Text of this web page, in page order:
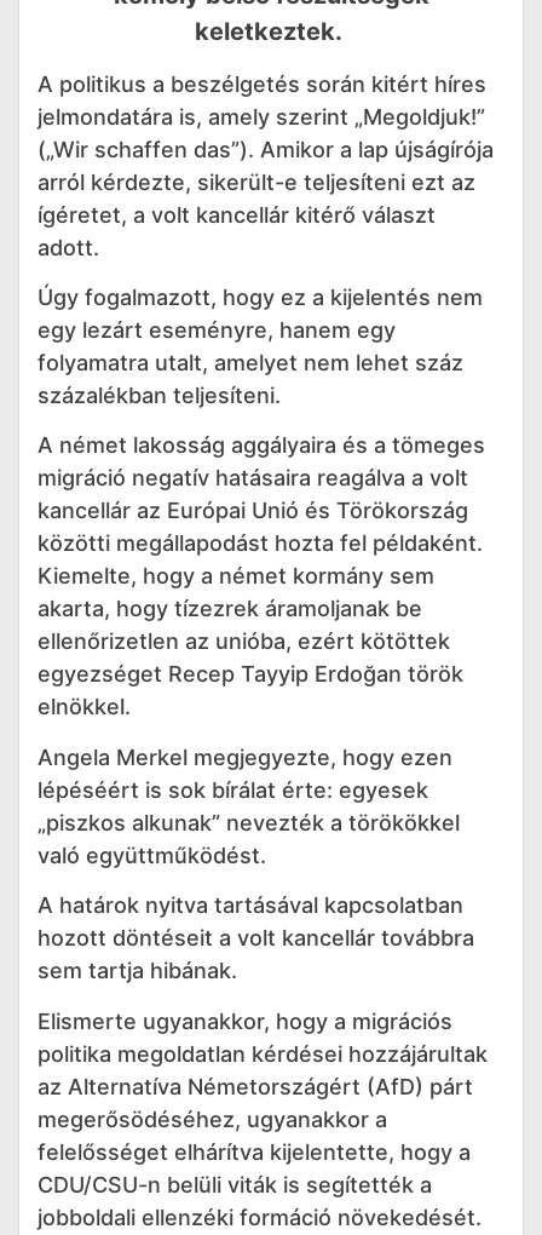
keletkeztek.
A politikus a beszélgetés során kitért híres
jelmondatára is, amely szerint „Megoldjuk!”
(„Wir schaffen das”). Amikor a lap újságírója
arról kérdezte, sikerült-e teljesíteni ezt az
ígéretet, a volt kancellár kitérő választ
adott.
Úgy fogalmazott, hogy ez a kijelentés nem
egy lezárt eseményre, hanem egy
folyamatra utalt, amelyet nem lehet száz
százalékban teljesíteni.
A német lakosság aggályaira és a tömeges
migráció negatív hatásaira reagálva a volt
kancellár az Európai Unió és Törökország
közötti megállapodást hozta fel példaként.
Kiemelte, hogy a német kormány sem
akarta, hogy tízezrek áramoljanak be
ellenőrizetlen az unióba, ezért kötöttek
egyezséget Recep Tayyip Erdoğan török
elnökkel.
Angela Merkel megjegyezte, hogy ezen
lépéséért is sok bírálat érte: egyesek
„piszkos alkunak” nevezték a törökökkel
való együttműködést.
A határok nyitva tartásával kapcsolatban
hozott döntéseit a volt kancellár továbbra
sem tartja hibának.
Elismerte ugyanakkor, hogy a migrációs
politika megoldatlan kérdései hozzájárultak
az Alternatíva Németországért (AfD) párt
megerősödéséhez, ugyanakkor a
felelősséget elhárítva kijelentette, hogy a
CDU/CSU-n belüli viták is segítették a
jobboldali ellenzéki formáció növekedését.